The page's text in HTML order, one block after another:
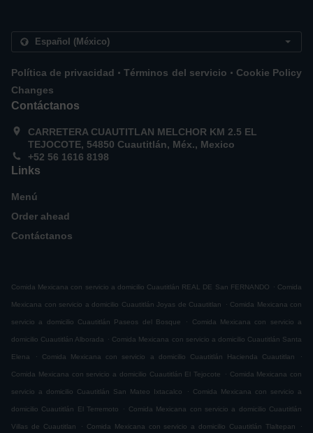
Política de privacidad . Términos del servicio . Cookie Policy
Changes
Contáctanos
CARRETERA CUAUTITLAN MELCHOR KM 2.5 EL
TEJOCOTE, 54850 Cuautitlán, Méx., Mexico
+52 56 1616 8198
Links
Menú
Order ahead
Contáctanos
Comida Mexicana con servicio a domicilio Cuautitlán REAL DE San FERNANDO . Comida
Mexicana con servicio a domicilio Cuautitlán Joyas de Cuautitlan . Comida Mexicana con
servicio a domicilio Cuautitlán Paseos del Bosque . Comida Mexicana con servicio a
domicilio Cuautitlán Alborada . Comida Mexicana con servicio a domicilio Cuautitlán Santa
Elena . Comida Mexicana con servicio a domicilio Cuautitlán Hacienda Cuautitlan .
Comida Mexicana con servicio a domicilio Cuautitlán El Tejocote . Comida Mexicana con
servicio a domicilio Cuautitlán San Mateo Ixtacalco . Comida Mexicana con servicio a
domicilio Cuautitlán El Terremoto . Comida Mexicana con servicio a domicilio Cuautitlán
Villas de Cuautitlan . Comida Mexicana con servicio a domicilio Cuautitlán Tlaltepan .